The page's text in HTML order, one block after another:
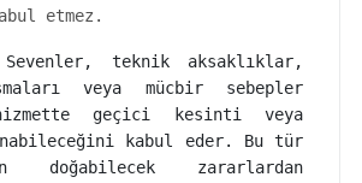
etmez.
Sevenler, teknik aksaklıklar,
veya mücbir sebepler
geçici kesinti veya
kabul eder. Bu tür
doğabilecek zararlardan